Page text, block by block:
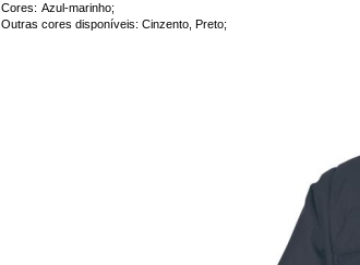
Cores: Azul-marinho;
Outras cores disponíveis: Cinzento, Preto;